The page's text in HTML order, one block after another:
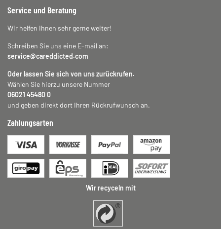
Service und Beratung
Wir helfen Ihnen sehr gerne weiter!
Schreiben Sie uns eine E-mail an:
service@careddicted.com
Oder lassen Sie sich von uns zurückrufen.
Wählen Sie hierzu unsere Nummer
06021 45480 0
und geben direkt dort Ihren Rückrufwunsch an.
Zahlungsarten
Wir recyceln mit